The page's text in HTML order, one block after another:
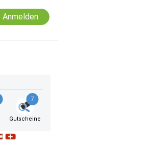
Anmelden
7
Gutscheine